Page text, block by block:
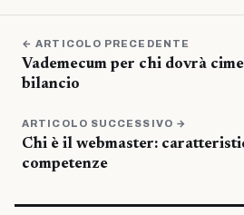
← ARTICOLO PRECEDENTE
Vademecum per chi dovrà
bilancio
ARTICOLO SUCCESSIVO →
Chi è il webmaster:
competenze